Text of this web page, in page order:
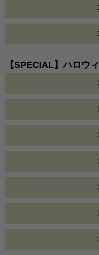
【SPECIAL】ハロウ